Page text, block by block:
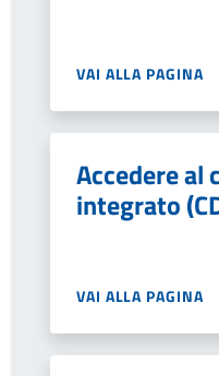
VAI ALLA PAGINA
Accedere al
integrato
VAI ALLA PAGINA